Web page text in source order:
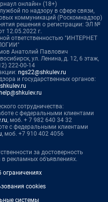
онлайн» (18+)
по надзору в сфере связи,
коммуникаций (Роскомнадзор)
решения о регистрации: ЭЛ №
12.05.2022 г.
ответственностью "ИНТЕРНЕТ
Анатолий Павлович
ул. Ленина, д. 12, 6 этаж,
222-00-14
ngs22@shkulev.ru
и государственных органов:
help@shkulev.ru
сотрудничества:
с федеральными клиентами
, моб. + 7 982 640 34 32
с федеральными клиентами
, моб. +7 910 402 4056
за достоверность
рекламных объявлениях.
cookies
системы